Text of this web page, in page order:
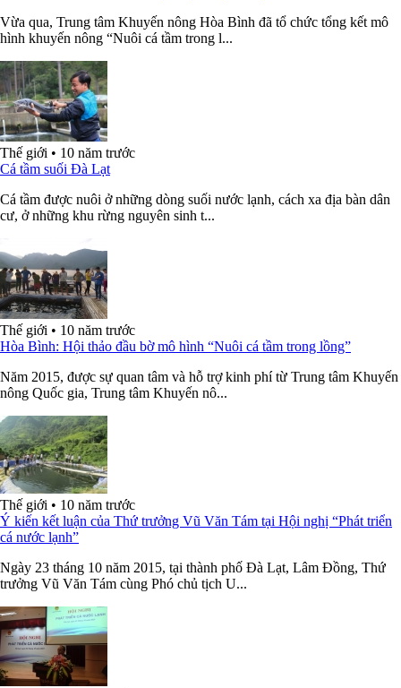
Vừa qua, Trung tâm Khuyến nông Hòa Bình đã tổ chức tổng kết mô
hình khuyến nông “Nuôi cá tầm trong l...
Thế giới • 10 năm trước
Cá tầm suối Đà Lạt
Cá tầm được nuôi ở những dòng suối nước lạnh, cách xa địa bàn dân
cư, ở những khu rừng nguyên sinh t...
Thế giới • 10 năm trước
Hòa Bình: Hội thảo đầu bờ mô hình “Nuôi cá tầm trong lồng”
Năm 2015, được sự quan tâm và hỗ trợ kinh phí từ Trung tâm Khuyến
nông Quốc gia, Trung tâm Khuyến nô...
Thế giới • 10 năm trước
Ý kiến kết luận của Thứ trưởng Vũ Văn Tám tại Hội nghị “Phát triển
cá nước lạnh”
Ngày 23 tháng 10 năm 2015, tại thành phố Đà Lạt, Lâm Đồng, Thứ
trưởng Vũ Văn Tám cùng Phó chủ tịch U...